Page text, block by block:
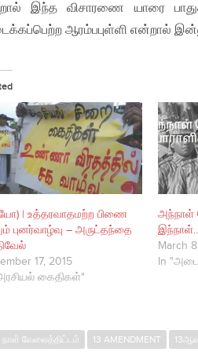
இந்த விசாரணை யாரை
ஆரம்பபுள்ளி என்றால்
| உத்தரவாதமற்ற பிணை
புனர்வாழ்வு – அருட்தந்தை
17, 2015
கைதிகள்"
அந்நாள்
March
In
நாள் வேலைத்திட்டம் 13 AMENDMENT